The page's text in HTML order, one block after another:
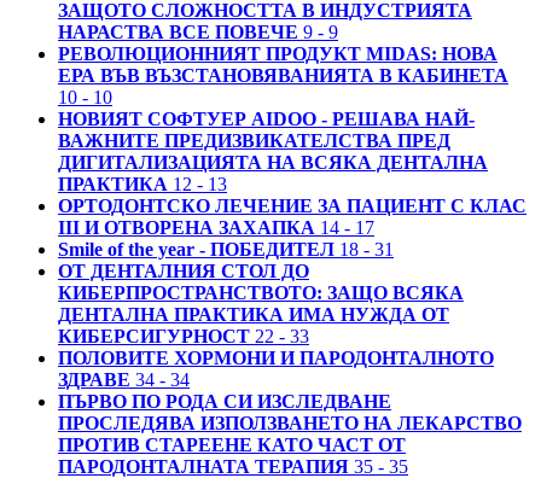
ЗАЩОТО СЛОЖНОСТТА В ИНДУСТРИЯТА
НАРАСТВА ВСЕ ПОВЕЧЕ 9 - 9
РЕВОЛЮЦИОННИЯТ ПРОДУКТ MIDAS: НОВА
ЕРА ВЪВ ВЪЗСТАНОВЯВАНИЯТА В КАБИНЕТА
10 - 10
НОВИЯТ СОФТУЕР AIDOO - РЕШАВА НАЙ-
ВАЖНИТЕ ПРЕДИЗВИКАТЕЛСТВА ПРЕД
ДИГИТАЛИЗАЦИЯТА НА ВСЯКА ДЕНТАЛНА
ПРАКТИКА 12 - 13
ОРТОДОНТСКО ЛЕЧЕНИЕ ЗА ПАЦИЕНТ С КЛАС
III И ОТВОРЕНА ЗАХАПКА 14 - 17
Smile of the year - ПОБЕДИТЕЛ 18 - 31
ОТ ДЕНТАЛНИЯ СТОЛ ДО
КИБЕРПРОСТРАНСТВОТО: ЗАЩО ВСЯКА
ДЕНТАЛНА ПРАКТИКА ИМА НУЖДА ОТ
КИБЕРСИГУРНОСТ 22 - 33
ПОЛОВИТЕ ХОРМОНИ И ПАРОДОНТАЛНОТО
ЗДРАВЕ 34 - 34
ПЪРВО ПО РОДА СИ ИЗСЛЕДВАНЕ
ПРОСЛЕДЯВА ИЗПОЛЗВАНЕТО НА ЛЕКАРСТВО
ПРОТИВ СТАРЕЕНЕ КАТО ЧАСТ ОТ
ПАРОДОНТАЛНАТА ТЕРАПИЯ 35 - 35